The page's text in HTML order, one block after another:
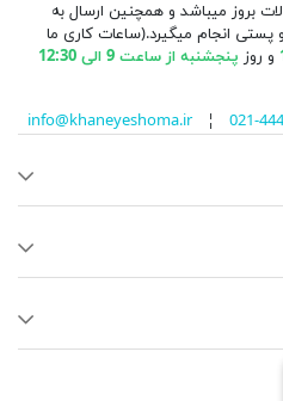
بروز میباشد و همچنین ارسال به
انجام میگیرد.(ساعات کاری ما
و روز پنجشنبه از ساعت 9 الی 12:30
info@khaneyeshoma.ir¦ 021-